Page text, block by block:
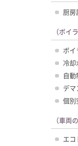
厨
（ボイ
ボ
冷却
自
デマ
個別
（車両
エコ